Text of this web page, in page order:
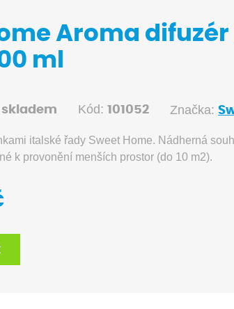
Aroma difuzér
ml
Kód: 101052 Značka:
italské řady Sweet Home. Nádherná
k provonění menších prostor (do 10 m2).